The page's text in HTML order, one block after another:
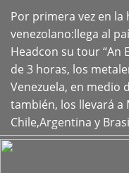
Por primera vez en
venezolano:llega al
Headcon su tour “An
de 3 horas, los
Venezuela, en medio
también, los llevará a
Chile,Argentina y